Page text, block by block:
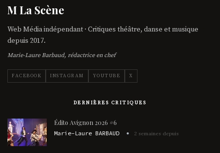
M La Scène
Web Média indépendant · Critiques théâtre, danse et musique
depuis 2017.
Marie-Laure Barbaud, rédactrice en chef
FACEBOOK INSTAGRAM YOUTUBE X
DERNIÈRES CRITIQUES
Édito Avignon 2026 #6
Marie-Laure BARBAUD 2 semaines depuis